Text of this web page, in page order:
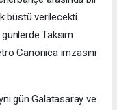
büstü verilecekti.
günlerde Taksim
Canonica imzasını
gün Galatasaray ve